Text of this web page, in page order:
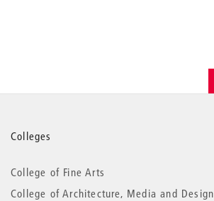
More
information
Colleges
College of Fine Arts
College of Architecture, Media and Design